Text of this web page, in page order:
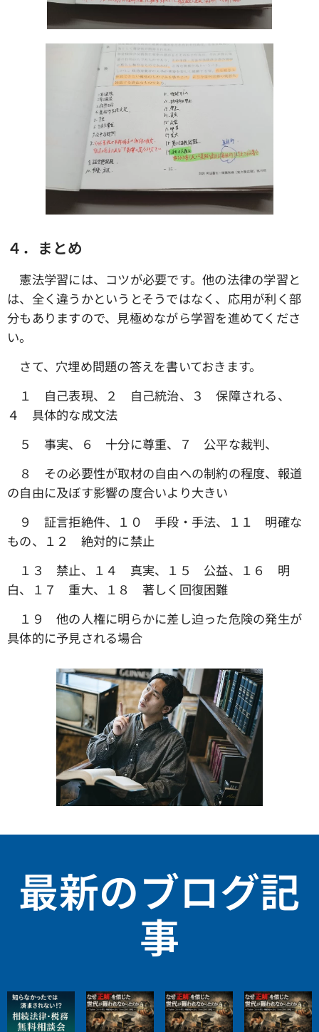
４．まとめ
憲法学習には、コツが必要です。他の法律の学習と
は、全く違うかというとそうではなく、応用が利く部
分もありますので、見極めながら学習を進めてくださ
い。
さて、穴埋め問題の答えを書いておきます。
１ 自己表現、２ 自己統治、３ 保障される、
４ 具体的な成文法
５ 事実、６ 十分に尊重、７ 公平な裁判、
８ その必要性が取材の自由への制約の程度、報道
の自由に及ぼす影響の度合いより大きい
９ 証言拒絶件、１０ 手段・手法、１１ 明確な
もの、１２ 絶対的に禁止
１３ 禁止、１４ 真実、１５ 公益、１６ 明
白、１７ 重大、１８ 著しく回復困難
１９ 他の人権に明らかに差し迫った危険の発生が
具体的に予見される場合
最新のブログ記
事